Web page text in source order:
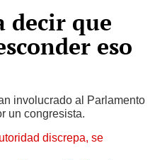
decir que
eso
involucrado al Parlamento
un congresista.
discrepa, se